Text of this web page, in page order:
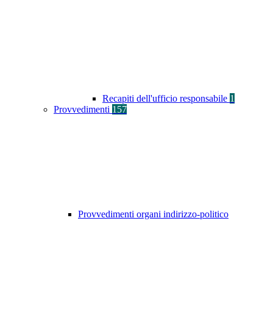
Recapiti dell'ufficio responsabile 1
Provvedimenti 157
Provvedimenti organi indirizzo-politico